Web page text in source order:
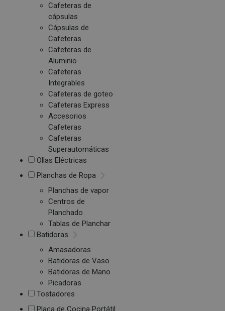
Cafeteras de
cápsulas
Cápsulas de
Cafeteras
Cafeteras de
Aluminio
Cafeteras
Integrables
Cafeteras de goteo
Cafeteras Express
Accesorios
Cafeteras
Cafeteras
Superautomáticas
Ollas Eléctricas
Planchas de Ropa
Planchas de vapor
Centros de
Planchado
Tablas de Planchar
Batidoras
Amasadoras
Batidoras de Vaso
Batidoras de Mano
Picadoras
Tostadores
Placa de Cocina Portátil